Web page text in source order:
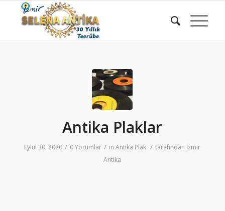
Antika Plaklar
Eylül 30, 2020 / 0 Yorumlar / inAntika Plak / tarafından İzmir
Antika